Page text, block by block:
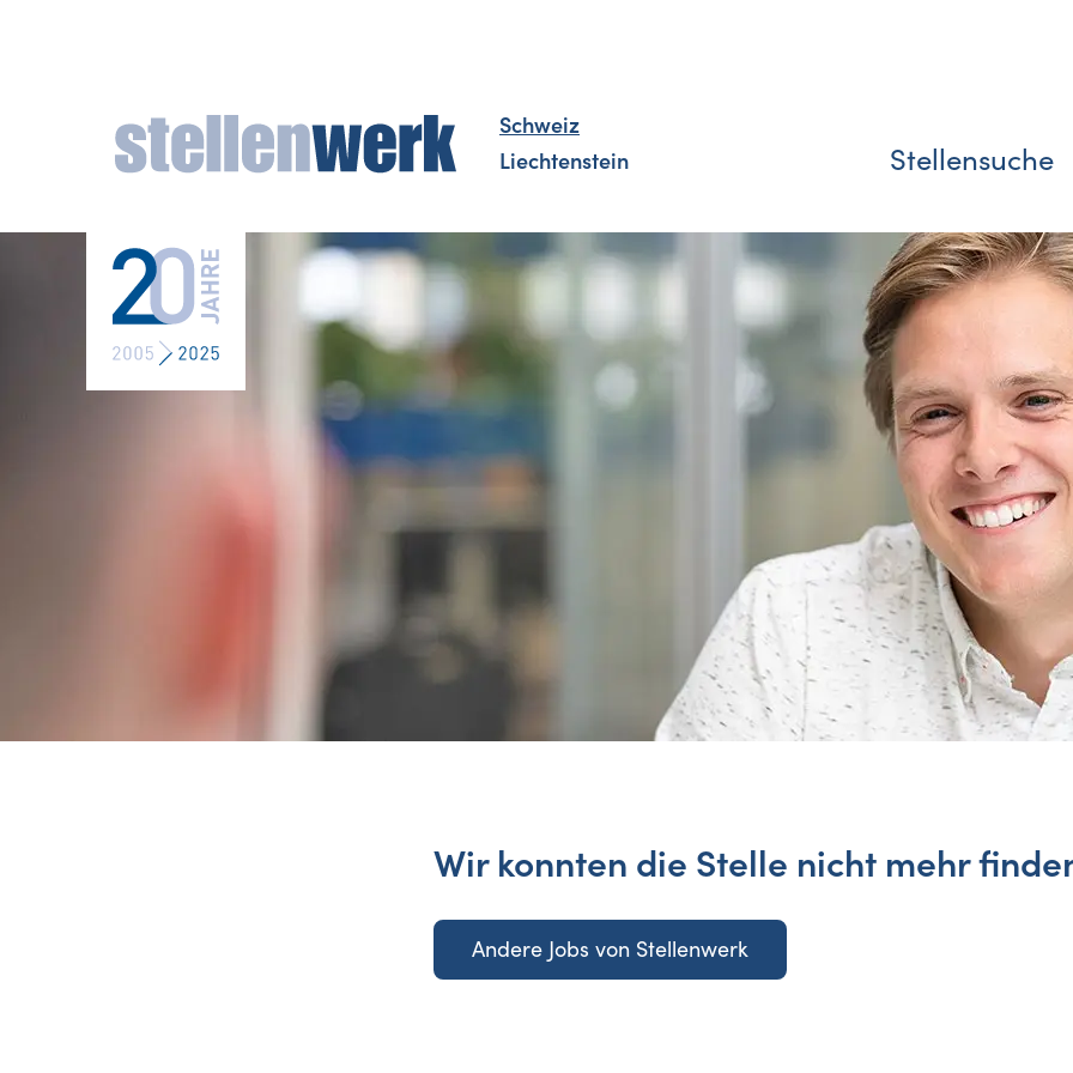
Schweiz
Liechtenstein
Stellensuche
Wir konnten die Stelle nicht mehr
Andere Jobs von Stellenwerk